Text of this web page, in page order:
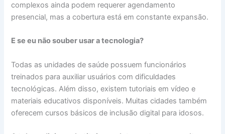
complexos ainda podem requerer agendamento
presencial, mas a cobertura está em constante expansão.
E se eu não souber usar a tecnologia?
Todas as unidades de saúde possuem funcionários
treinados para auxiliar usuários com dificuldades
tecnológicas. Além disso, existem tutoriais em vídeo e
materiais educativos disponíveis. Muitas cidades também
oferecem cursos básicos de inclusão digital para idosos.